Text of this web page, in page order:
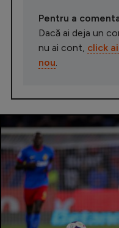
Pentru a
Dacă ai deja un
nu ai cont, click
nou